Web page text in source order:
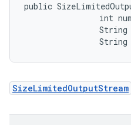
public
int
String
SizeLimitedOutputStream